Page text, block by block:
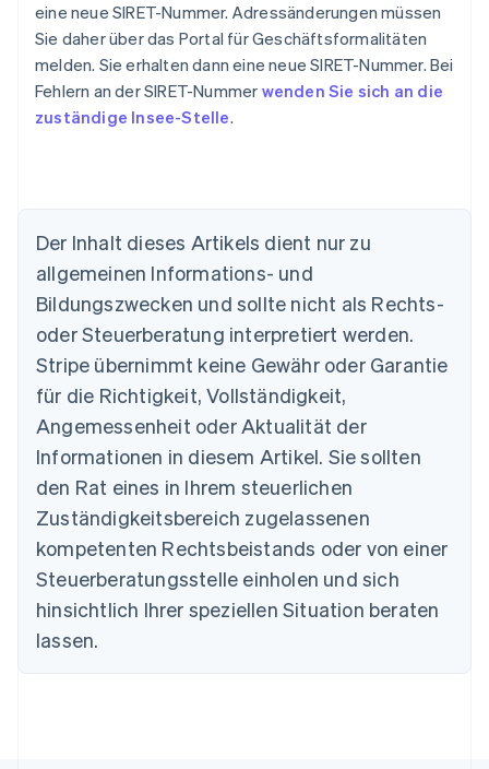
eine neue SIRET-Nummer. Adressänderungen müssen
Sie daher über das Portal für Geschäftsformalitäten
melden. Sie erhalten dann eine neue SIRET-Nummer. Bei
Fehlern an der SIRET-Nummer wenden Sie sich an die
zuständige Insee-Stelle.
Der Inhalt dieses Artikels dient nur zu
allgemeinen Informations- und
Bildungszwecken und sollte nicht als Rechts-
oder Steuerberatung interpretiert werden.
Stripe übernimmt keine Gewähr oder Garantie
für die Richtigkeit, Vollständigkeit,
Angemessenheit oder Aktualität der
Informationen in diesem Artikel. Sie sollten
den Rat eines in Ihrem steuerlichen
Zuständigkeitsbereich zugelassenen
kompetenten Rechtsbeistands oder von einer
Steuerberatungsstelle einholen und sich
hinsichtlich Ihrer speziellen Situation beraten
lassen.
Australien
English
Belgien
Nederlands Français DeutschEnglish
Brasilien
PortuguêsEnglish
English
Dänemark
English
Deutschland
DeutschEnglish
Estland
Festlandchina
简体中文English
Finnland
English
Frankreich